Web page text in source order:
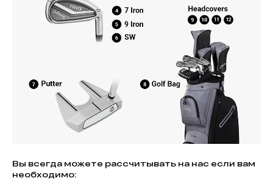
Вы всегда можете рассчитывать на нас если вам
необходимо: